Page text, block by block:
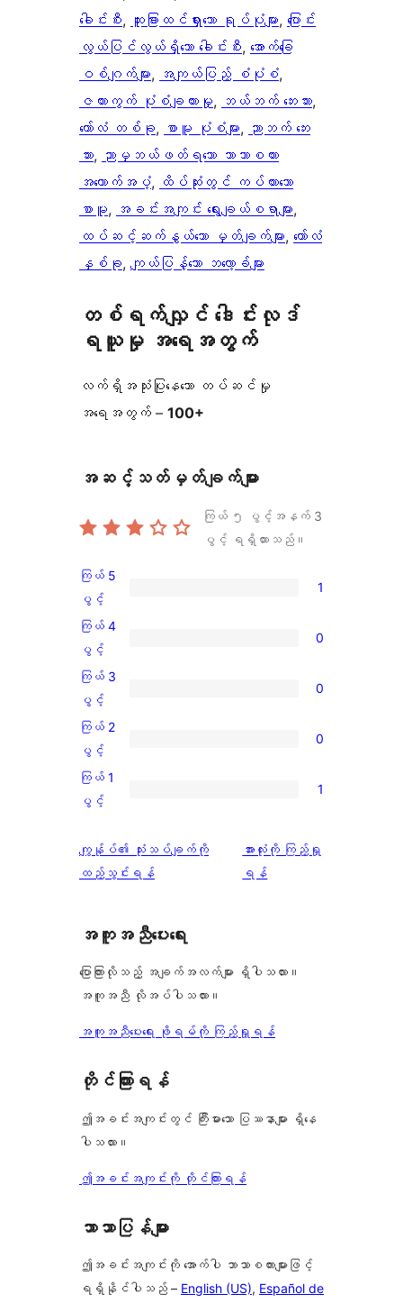
ခေါင်းစီး, ထူးခြားထင်ရှားသော ရုပ်ပုံများ, ပြောင်း
လွယ်ပြင်လွယ်ရှိသော ခေါင်းစီး, အောက်ခြေ
ဝစ်ဂျက်များ, အကျယ်ပြည့် စံပုံစံ
ဇယားကွက် ပုံစံချထားမှု, ဘယ်ဘက် ဘေးဘား
ကော်လံ တစ်ခု, စာမူ ပုံစံများ, ညာဘက် ဘေး
ဘား, ညာမှဘယ်ဖတ်ရသော ဘာသာစကား
အထောက်အပံ့, ထိပ်ဆုံးတွင် ကပ်ထားသော
စာမူ, အခင်းအကျင်း ရွေးချယ်စရာများ
ထပ်ဆင့်ဆက်နွယ်သော မှတ်ချက်များ, ကော်လံ
နှစ်ခု, ကျယ်ပြန့်သော ဘလော့ခ်များ
တစ်ရက်လျှင် ဒေါင်းလုဒ်
ရယူမှု အရေအတွက်
လက်ရှိအသုံးပြုနေသော တပ်ဆင်မှု
အရေအတွက် – 100+
အဆင့်သတ်မှတ်ချက်များ
ကြယ် ၅ ပွင့်အနက် 3
ပွင့် ရရှိထားသည်။
ကြယ်
5
ပွင့်
အဆင့်
သုံးသပ်
1
စောင်
ကြယ် 5
ပွင့်
1
ကြယ်
4
ပွင့်
အဆင့်
သုံးသပ်
0
စောင်
ကြယ် 4
ပွင့်
0
ကြယ်
3
ပွင့်
အဆင့်
သုံးသပ်
ကြယ် 3
ပွင့်
0
ကြယ်
2
ပွင့်
သုံးသပ်
ချက်
ကြယ် 2
ပွင့်
0
ကြယ်
ပွင့်
အဆင့်
စောင်
ကြယ် 1
ပွင့်
1
ကျွန်ုပ်၏ သုံးသပ်ချက်ကို
ထည့်သွင်းရန်
သုံးသပ်
ချက်
အားလုံးကို ကြည့်ရှု
ရန်
အကူအညီပေးရေး
ပြောကြားလိုသည့် အချက်အလက်များ ရှိပါသလား။
အကူအညီ လိုအပ်ပါသလား။
အကူအညီပေးရေး ဖိုရမ်ကို ကြည့်ရှုရန်
တိုင်ကြားရန်
ဤအခင်းအကျင်းတွင် ကြီးမားသော ပြဿနာများ ရှိနေ
ပါသလား။
ဤအခင်းအကျင်းကို တိုင်ကြားရန်
ဘာသာပြန်များ
ဤအခင်းအကျင်းကို အောက်ပါ ဘာသာစကားများဖြင့်
ရရှိနိုင်ပါသည် – English (US), Español de